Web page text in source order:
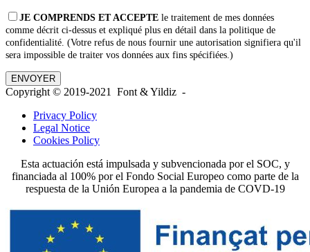
JE COMPRENDS ET ACCEPTE le traitement de mes données
comme décrit ci-dessus et expliqué plus en détail dans la politique de
confidentialité. (Votre refus de nous fournir une autorisation signifiera qu'il
sera impossible de traiter vos données aux fins spécifiées.)
Copyright © 2019-2021 Font & Yildiz -
Privacy Policy
Legal Notice
Cookies Policy
Esta actuación está impulsada y subvencionada por el SOC, y
financiada al 100% por el Fondo Social Europeo como parte de la
respuesta de la Unión Europea a la pandemia de COVD-19